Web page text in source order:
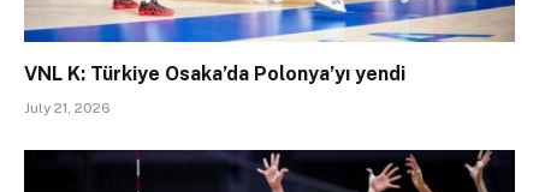
VNL K: Türkiye Osaka’da Polonya’yı yendi
July 21, 2026